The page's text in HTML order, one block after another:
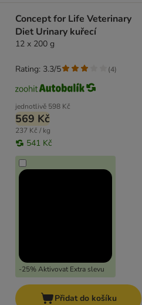
Concept for Life Veterinary
Diet Urinary kuřecí
12 x 200 g
jednotlivě 598 Kč
569 Kč
237 Kč / kg
541 Kč
-25% Aktivovat Extra slevu
Rating: 3.3/5 (4)
Přidat do košíku